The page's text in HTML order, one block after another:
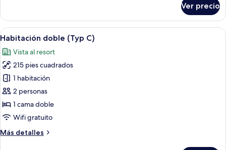
doble
(Typ
B)
Ver precio
Abrir
todas
las
fotos
de
Habitación
doble
(Typ
Una habitación de hotel moderna
5
Habitación doble (Typ C)
Vista al resort
215 pies cuadrados
1 habitación
2 personas
1 cama doble
Wifi gratuito
Más detalles
Más